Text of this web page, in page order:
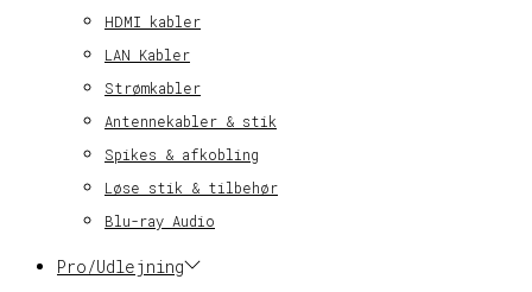
HDMI kabler
LAN Kabler
Strømkabler
Antennekabler & stik
Spikes & afkobling
Løse stik & tilbehør
Blu-ray Audio
Pro/Udlejning